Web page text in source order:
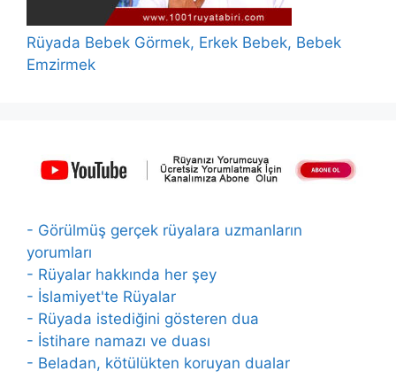
Rüyada Bebek Görmek, Erkek Bebek, Bebek
Emzirmek
- Görülmüş gerçek rüyalara uzmanların
yorumları
- Rüyalar hakkında her şey
- İslamiyet'te Rüyalar
- Rüyada istediğini gösteren dua
- İstihare namazı ve duası
- Beladan, kötülükten koruyan dualar